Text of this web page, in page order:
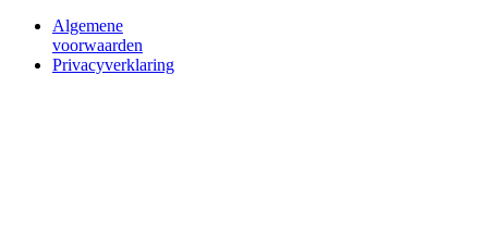
Algemene
voorwaarden
Privacyverklaring